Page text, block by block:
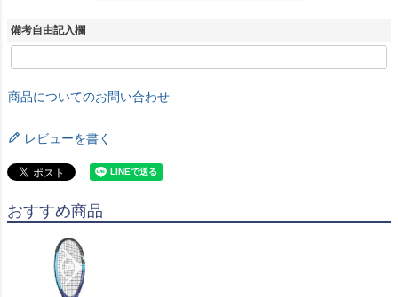
備考自由記入欄
商品についてのお問い合わせ
レビューを書く
おすすめ商品